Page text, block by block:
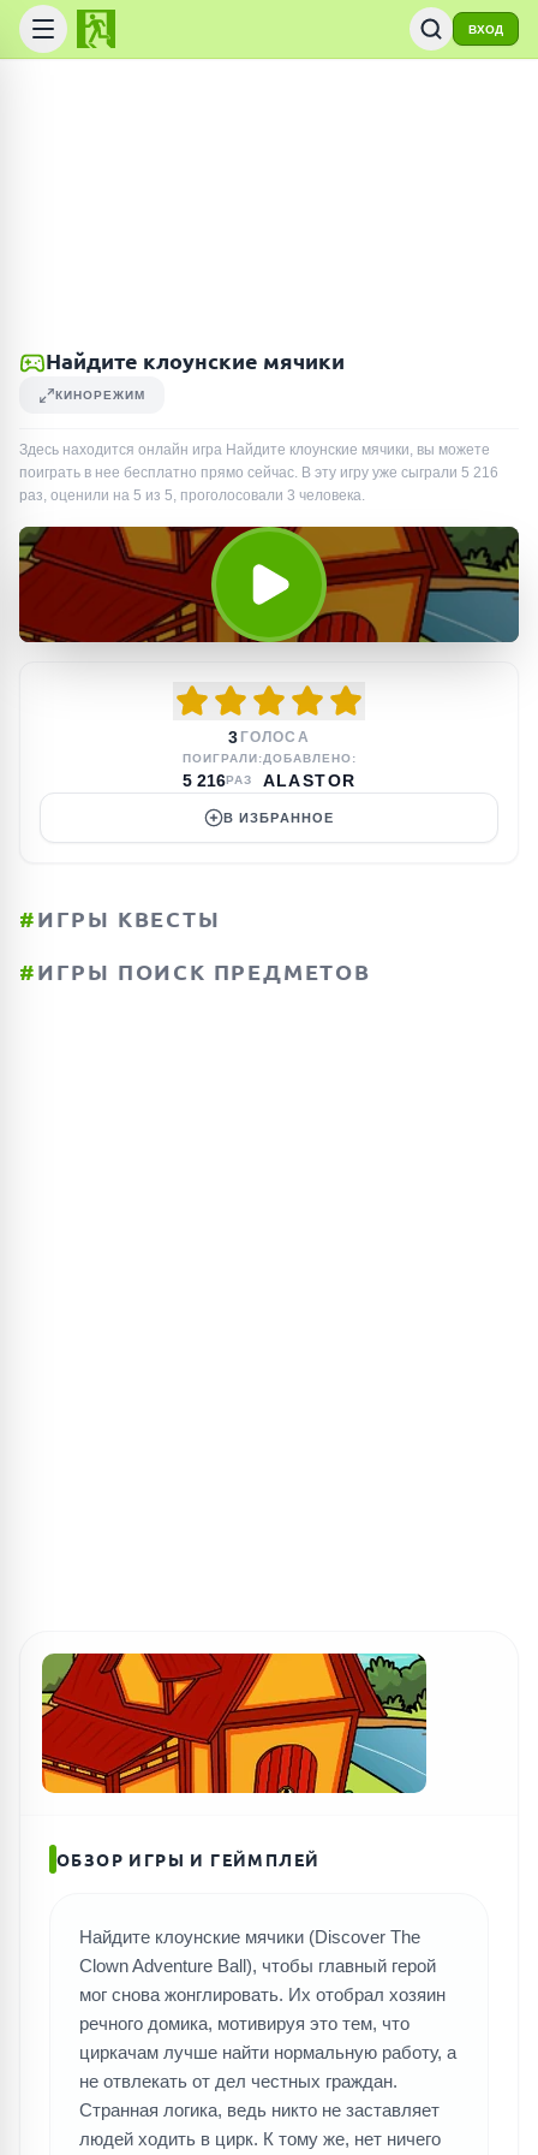
ВХОД
Найдите клоунские мячики
КИНОРЕЖИМ
Здесь находится онлайн игра Найдите клоунские мячики, вы можете
поиграть в нее бесплатно прямо сейчас. В эту игру уже сыграли 5 216
раз, оценили на 5 из 5, проголосовали 3 человека.
3 ГОЛОСА
ПОИГРАЛИ:
5 216РАЗ
ДОБАВЛЕНО:
ALASTOR
В ИЗБРАННОЕ
#ИГРЫ КВЕСТЫ
#ИГРЫ ПОИСК ПРЕДМЕТОВ
ОБЗОР ИГРЫ И ГЕЙМПЛЕЙ
Найдите клоунские мячики (Discover The
Clown Adventure Ball), чтобы главный герой
мог снова жонглировать. Их отобрал хозяин
речного домика, мотивируя это тем, что
циркачам лучше найти нормальную работу, а
не отвлекать от дел честных граждан.
Странная логика, ведь никто не заставляет
людей ходить в цирк. К тому же, нет ничего